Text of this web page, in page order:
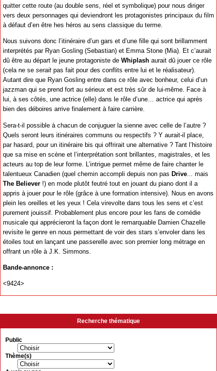
quitter cette route (au double sens, réel et symbolique) pour nous diriger
vers deux personnages qui deviendront les protagonistes principaux du film
à défaut d’en être hes héros au sens classique du terme.
Nous suivons donc l’itinéraire d’un gars et d’une fille qui sont brillamment
interprétés par Ryan Gosling (Sebastian) et Emma Stone (Mia). Et c’aurait
dû être au départ le jeune protagoniste de Whiplash aurait dû jouer ce rôle
(cela ne se serait pas fait pour des conflits entre lui et le réalisateur).
Autant dire que Ryan Gosling entre dans ce rôle avec bonheur, celui d’un
jazzman qui se prend fort au sérieux et est très sûr de lui-même. Face à
lui, à ses côtés, une actrice (elle) dans le rôle d’une… actrice qui après
bien des déboires arrive finalement à faire carrière.
Sera-t-il possible à chacun de conjuguer la sienne avec celle de l’autre ?
Quels seront leurs itinéraires communs ou respectifs ? Y aurait-il place,
par hasard, pour un itinéraire bis qui offrirait une alternative ? Tant l’histoire
que sa mise en scène et l’interprétation sont brillantes, magistrales, et les
acteurs au top de leur forme. L’intrigue permet même de faire chanter le
talentueux Canadien (quel chemin accompli depuis non pas Drive ... mais
The Believer !) en mode plutôt feutré tout en jouant du piano dont il a
appris à jouer pour le rôle (grâce à une formation intensive). Nous en avons
plein les oreilles et les yeux ! Cela virevolte dans tous les sens et c’est
purement jouissif. Probablement plus encore pour les fans de comédie
musicale qui apprécieront la façon dont le remarquable Damien Chazelle
revisite le genre en nous permettant de voir des stars s’envoler dans les
étoiles tout en lançant une passerelle avec son premier long métrage en
offrant un rôle à J.K. Simmons.
Bande-annonce :
<9424>
Recherche thématique
Public
Thème(s)